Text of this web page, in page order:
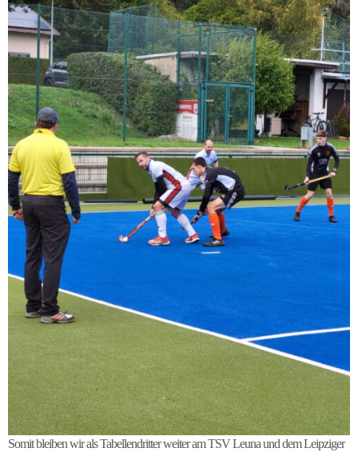
Somit bleiben wir als Tabellendritter weiter am TSV Leuna und dem Leipziger